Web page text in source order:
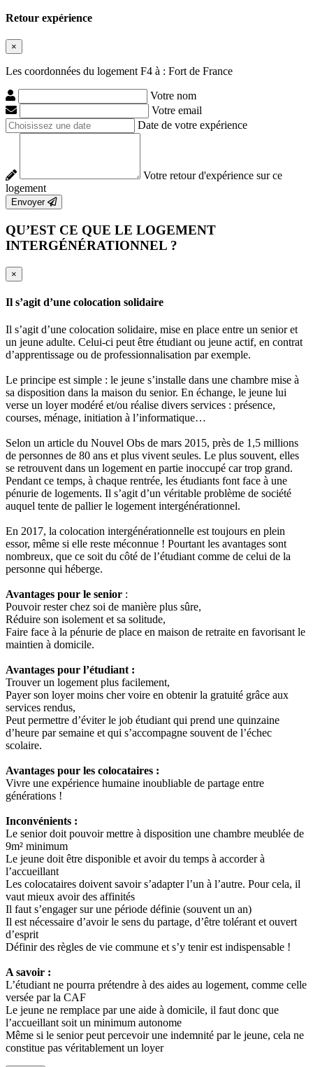
Retour expérience
×
Les coordonnées du logement F4 à : Fort de France
Votre nom
Votre email
Date de votre expérience
Votre retour d'expérience sur ce
logement
Envoyer
QU’EST CE QUE LE LOGEMENT
INTERGÉNÉRATIONNEL ?
×
Il s’agit d’une colocation solidaire
Il s’agit d’une colocation solidaire, mise en place entre un senior et
un jeune adulte. Celui-ci peut être étudiant ou jeune actif, en contrat
d’apprentissage ou de professionnalisation par exemple.
Le principe est simple : le jeune s’installe dans une chambre mise à
sa disposition dans la maison du senior. En échange, le jeune lui
verse un loyer modéré et/ou réalise divers services : présence,
courses, ménage, initiation à l’informatique…
Selon un article du Nouvel Obs de mars 2015, près de 1,5 millions
de personnes de 80 ans et plus vivent seules. Le plus souvent, elles
se retrouvent dans un logement en partie inoccupé car trop grand.
Pendant ce temps, à chaque rentrée, les étudiants font face à une
pénurie de logements. Il s’agit d’un véritable problème de société
auquel tente de pallier le logement intergénérationnel.
En 2017, la colocation intergénérationnelle est toujours en plein
essor, même si elle reste méconnue ! Pourtant les avantages sont
nombreux, que ce soit du côté de l’étudiant comme de celui de la
personne qui héberge.
Avantages pour le senior :
Pouvoir rester chez soi de manière plus sûre,
Réduire son isolement et sa solitude,
Faire face à la pénurie de place en maison de retraite en favorisant le
maintien à domicile.
Avantages pour l’étudiant :
Trouver un logement plus facilement,
Payer son loyer moins cher voire en obtenir la gratuité grâce aux
services rendus,
Peut permettre d’éviter le job étudiant qui prend une quinzaine
d’heure par semaine et qui s’accompagne souvent de l’échec
scolaire.
Avantages pour les colocataires :
Vivre une expérience humaine inoubliable de partage entre
générations !
Inconvénients :
Le senior doit pouvoir mettre à disposition une chambre meublée de
9m² minimum
Le jeune doit être disponible et avoir du temps à accorder à
l’accueillant
Les colocataires doivent savoir s’adapter l’un à l’autre. Pour cela, il
vaut mieux avoir des affinités
Il faut s’engager sur une période définie (souvent un an)
Il est nécessaire d’avoir le sens du partage, d’être tolérant et ouvert
d’esprit
Définir des règles de vie commune et s’y tenir est indispensable !
A savoir :
L’étudiant ne pourra prétendre à des aides au logement, comme celle
versée par la CAF
Le jeune ne remplace par une aide à domicile, il faut donc que
l’accueillant soit un minimum autonome
Même si le senior peut percevoir une indemnité par le jeune, cela ne
constitue pas véritablement un loyer